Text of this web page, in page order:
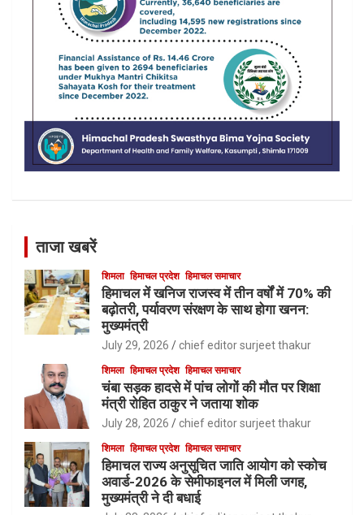
ताजा खबरें
शिमला हिमाचल प्रदेश हिमाचल समाचार
हिमाचल में खनिज राजस्व में तीन वर्षों में 70% की
बढ़ोतरी, पर्यावरण संरक्षण के साथ होगा खनन:
मुख्यमंत्री
July 29, 2026 chief editor surjeet thakur
शिमला हिमाचल प्रदेश हिमाचल समाचार
चंबा सड़क हादसे में पांच लोगों की मौत पर शिक्षा
मंत्री रोहित ठाकुर ने जताया शोक
July 28, 2026 chief editor surjeet thakur
शिमला हिमाचल प्रदेश हिमाचल समाचार
हिमाचल राज्य अनुसूचित जाति आयोग को स्कोच
अवार्ड-2026 के सेमीफाइनल में मिली जगह,
मुख्यमंत्री ने दी बधाई